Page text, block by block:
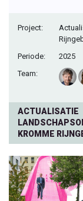
Project:
Periode:
2025
Team:
ACTUALISATIE
KROMME